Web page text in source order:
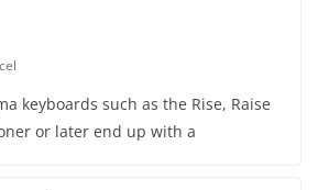
keyboards such as the Rise, Raise
or later end up with a